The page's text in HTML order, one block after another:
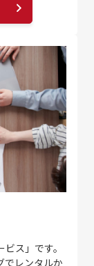
ス」です。
でレンタルか